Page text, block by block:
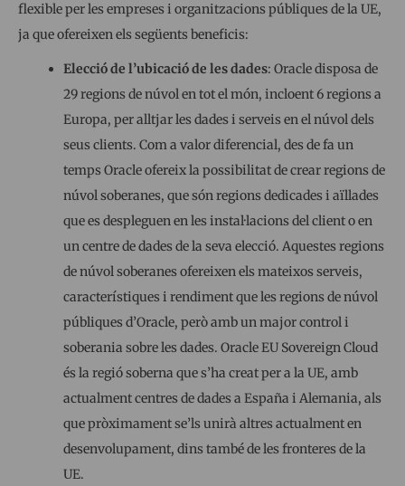
flexible per les empreses i organitzacions públiques de la UE,
ja que ofereixen els següents beneficis:
Elecció de l’ubicació de les dades: Oracle disposa de
29 regions de núvol en tot el món, incloent 6 regions a
Europa, per alltjar les dades i serveis en el núvol dels
seus clients. Com a valor diferencial, des de fa un
temps Oracle ofereix la possibilitat de crear regions de
núvol soberanes, que són regions dedicades i aïllades
que es despleguen en les instal·lacions del client o en
un centre de dades de la seva elecció. Aquestes regions
de núvol soberanes ofereixen els mateixos serveis,
característiques i rendiment que les regions de núvol
públiques d’Oracle, però amb un major control i
soberania sobre les dades. Oracle EU Sovereign Cloud
és la regió soberna que s’ha creat per a la UE, amb
actualment centres de dades a España i Alemania, als
que pròximament se’ls unirà altres actualment en
desenvolupament, dins també de les fronteres de la
UE.